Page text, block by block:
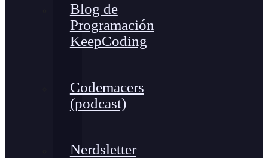
Blog de
Programación
KeepCoding
Codemacers
(podcast)
Nerdsletter